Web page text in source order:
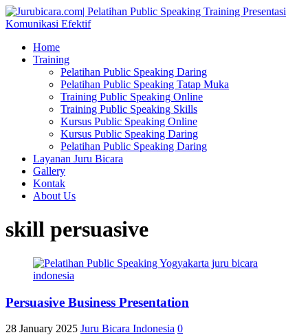
Home
Training
Pelatihan Public Speaking Daring
Pelatihan Public Speaking Tatap Muka
Training Public Speaking Online
Training Public Speaking Skills
Kursus Public Speaking Online
Kursus Public Speaking Daring
Pelatihan Public Speaking Daring
Layanan Juru Bicara
Gallery
Kontak
About Us
skill persuasive
Persuasive Business Presentation
28 January 2025 Juru Bicara Indonesia 0